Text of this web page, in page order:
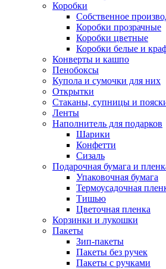
Коробки
Собственное
Коробки прозрачные
Коробки цветные
Коробки белые и
Конверты и кашпо
Пенобоксы
Купола и сумочки для них
Открытки
Стаканы, супницы и
Ленты
Наполнитель для подарков
Шарики
Конфетти
Сизаль
Подарочная бумага и
Упаковочная бумага
Термоусадочная
Тишью
Цветочная пленка
Корзинки и лукошки
Пакеты
Зип-пакеты
Пакеты без ручек
Пакеты с ручками